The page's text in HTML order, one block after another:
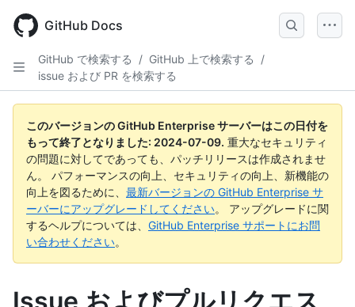
main
GitHub Docs
GitHub で検索する / GitHub 上で検索する
/
issue および PR を検索する
このバージョンの GitHub Enterprise サーバーはこの日付を
もって終了となりました: 2024-07-09. 重大なセキュリティ
の問題に対してであっても、パッチリリースは作成されませ
ん。 パフォーマンスの向上、セキュリティの向上、新機能の
向上を図るために、 最新バージョンの GitHub Enterprise サ
ーバーにアップグレードしてください。 アップグレードに関
するヘルプについては、 GitHub Enterprise サポートにお問
い合わせください。